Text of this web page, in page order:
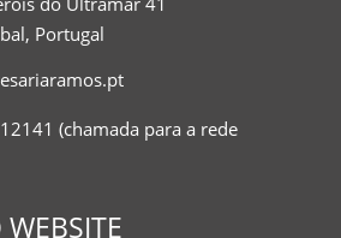
Portugal
(chamada para a rede